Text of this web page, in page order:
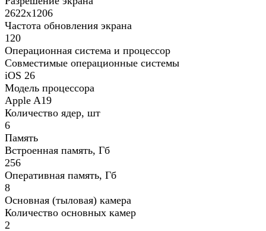
2622x1206
Частота обновления экрана
120
Операционная система и процессор
Совместимые операционные системы
iOS 26
Модель процессора
Apple A19
Количество ядер, шт
6
Память
Встроенная память, Гб
256
Оперативная память, Гб
8
Основная (тыловая) камера
Количество основных камер
2